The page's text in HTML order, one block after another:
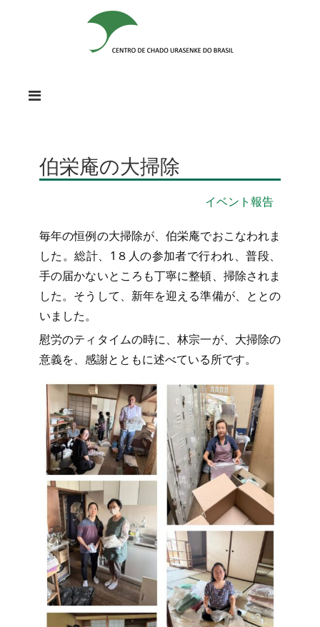
伯栄庵の大掃除
イベント報告
毎年の恒例の大掃除が、伯栄庵でおこなわれま
した。総計、1８人の参加者で行われ、普段、
手の届かないところも丁寧に整頓、掃除されま
した。そうして、新年を迎える準備が、ととの
いました。
慰労のティタイムの時に、林宗一が、大掃除の
意義を、感謝とともに述べている所です。